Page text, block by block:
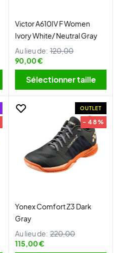
Victor A610IV F Women
Ivory White/ Neutral Gray
Au lieu de: 120,00
90,00 €
Sélectionner taille
OUTLET
- 48%
Yonex Comfort Z3 Dark
Gray
Au lieu de: 220,00
115,00 €